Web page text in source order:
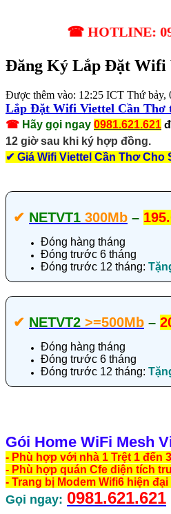
☎ HOTLINE:
Đăng Ký Lắp Đặt Wifi
Được thêm vào: 12:25 ICT Thứ bảy,
Lắp Đặt Wifi Viettel Cần Thơ
☎ Hãy gọi ngay 0981.621.621
12 giờ sau khi ký hợp đồng.
✔ Giá Wifi Viettel Cần Thơ Cho
✔‎ NETVT1 300Mb –
Đóng hàng tháng
Đóng trước 6 tháng
Đóng trước 12 tháng:
✔‎ NETVT2 >=500Mb –
Đóng hàng tháng
Đóng trước 6 tháng
Đóng trước 12 tháng:
Gói Home WiFi Mesh
- Phù hợp với nhà 1 Trệt 1 đến
- Phù hợp quán Cfe diện tích
- Trang bị Modem Wifi6 hiện
Gọi ngay: 0981.621.621